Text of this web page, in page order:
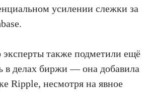
усилении слежки за
эксперты также подметили ещё
в делах биржи — она добавила
Ripple, несмотря на явное